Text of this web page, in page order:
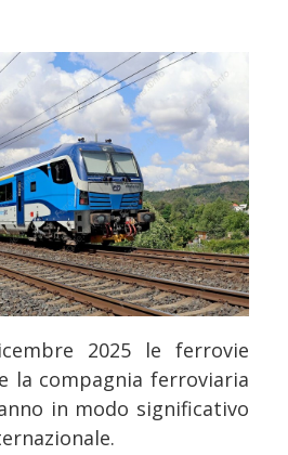
2025 le ferrovie
e la compagnia ferroviaria
in modo significativo